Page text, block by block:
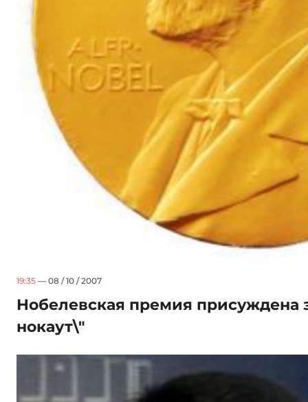
19:35 — 08 / 10 / 2007
Нобелевская премия присуждена
нокаут\"